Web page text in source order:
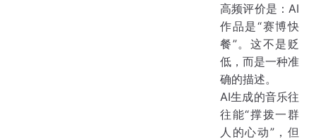
高频评价是：AI
作品是“赛博快
餐”。这不是贬
低，而是一种准
确的描述。
AI生成的音乐往
往能“撑拨一群
人的心动”，但